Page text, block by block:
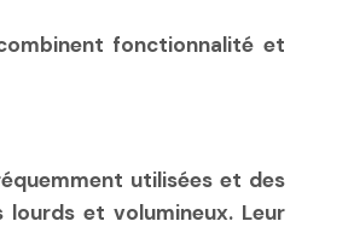
fonctionnalité et
utilisées et des
et volumineux. Leur